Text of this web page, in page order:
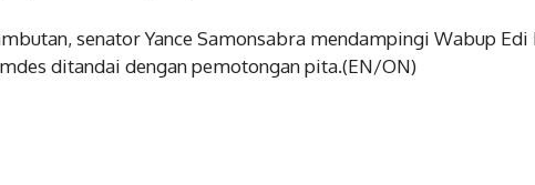
senator Yance Samonsabra mendampingi Wabup Edi
ditandai dengan pemotongan pita.(EN/ON)